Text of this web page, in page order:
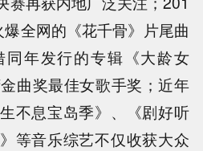
全网的《花千骨》片尾曲
同年发行的专辑《大龄女
曲奖最佳女歌手奖；近年
不息宝岛季》、《剧好听
等音乐综艺不仅收获大众